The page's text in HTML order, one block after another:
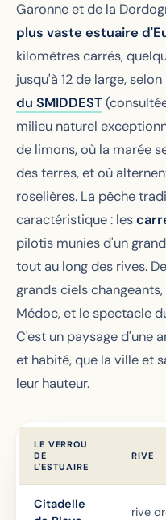
Garonne et de la
plus vaste estuaire
kilomètres carrés,
jusqu'à 12 de large, selon
du SMIDDEST
milieu naturel
de limons, où la marée
des terres, et où
roselières. La pêche
caractéristique : les
pilotis munies d'un
tout au long des rives.
grands ciels
Médoc, et le spectacle
C'est un paysage d'une
et habité, que la ville et
leur hauteur.
LE VERROU
DE
L'ESTUAIRE
RIVE
Citadelle
rive